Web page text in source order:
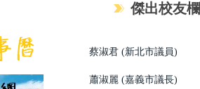
傑出校友欄
蔡淑君 (新北市議員)
蕭淑麗 (嘉義市議長)